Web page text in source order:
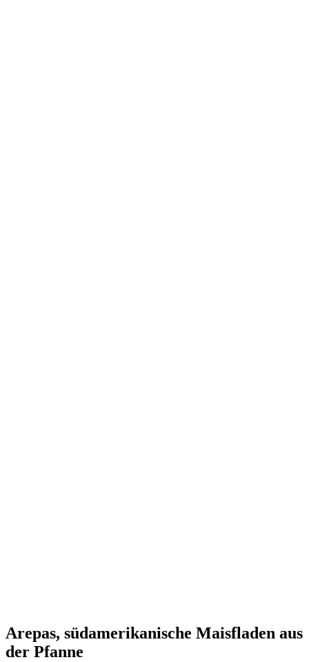
Arepas, südamerikanische Maisfladen aus
der Pfanne